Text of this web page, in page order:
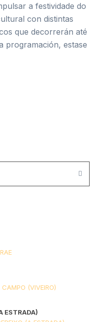
a festividade do
con distintas
que decorrerán até
programación, estase
(VIVEIRO)
ESTRADA)